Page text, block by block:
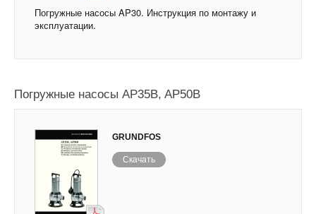
Погружные насосы AP30. Инструкция по монтажу и
эксплуатации.
Погружные насосы AP35B, AP50B
GRUNDFOS
Скачать